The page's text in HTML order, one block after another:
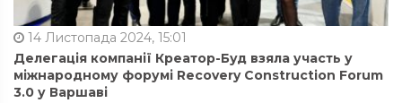
14 Листопада 2024, 15:01
Делегація компанії Креатор-Буд взяла участь у
міжнародному форумі Recovery Construction Forum
3.0 у Варшаві